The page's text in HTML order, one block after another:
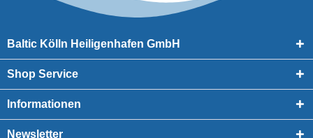
Baltic Kölln Heiligenhafen GmbH
Shop Service
Informationen
Newsletter